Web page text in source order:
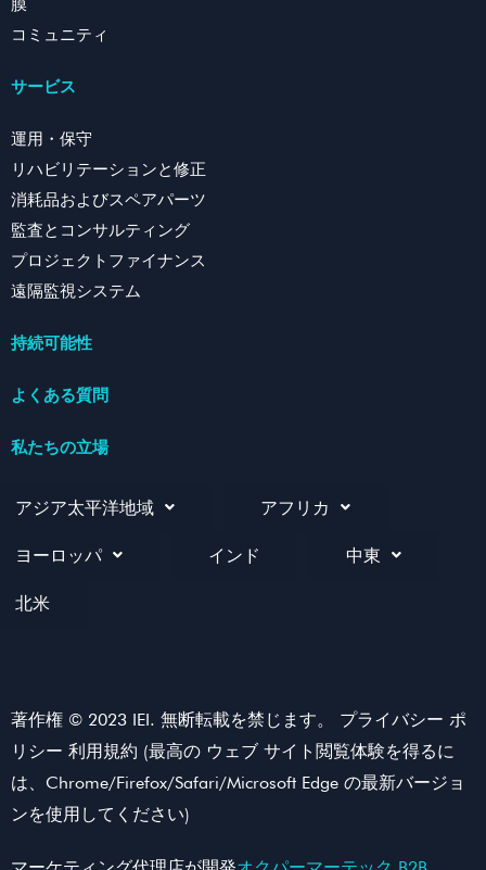
膜
コミュニティ
サービス
運用・保守
リハビリテーションと修正
消耗品およびスペアパーツ
監査とコンサルティング
プロジェクトファイナンス
遠隔監視システム
持続可能性
よくある質問
私たちの立場
アジア太平洋地域 アフリカ
ヨーロッパ インド 中東
北米
著作権 © 2023 IEI. 無断転載を禁じます。 プライバシー ポ
リシー 利用規約 (最高の ウェブ サイト閲覧体験を得るに
は、Chrome/Firefox/Safari/Microsoft Edge の最新バージョ
ンを使用してください)